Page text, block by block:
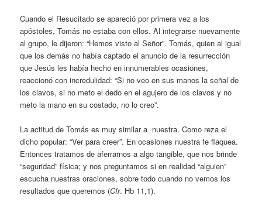
Cuando el Resucitado se apareció por primera vez a los
apóstoles, Tomás no estaba con ellos. Al integrarse nuevamente
al grupo, le dijeron: “Hemos visto al Señor”. Tomás, quien al igual
que los demás no había captado el anuncio de la resurrección
que Jesús les había hecho en innumerables ocasiones,
reaccionó con incredulidad: “Si no veo en sus manos la señal de
los clavos, si no meto el dedo en el agujero de los clavos y no
meto la mano en su costado, no lo creo”.
La actitud de Tomás es muy similar a nuestra. Como reza el
dicho popular: “Ver para creer”. En ocasiones nuestra fe flaquea.
Entonces tratamos de aferrarnos a algo tangible, que nos brinde
“seguridad” física; y nos preguntamos si en realidad “alguien”
escucha nuestras oraciones, sobre todo cuando no vemos los
resultados que queremos (Cfr. Hb 11,1).